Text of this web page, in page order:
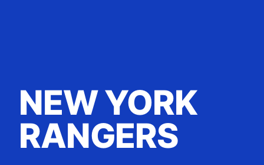
NEW YORK
RANGERS